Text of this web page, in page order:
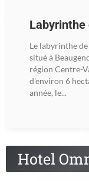
Labyrinthe
Le labyrinthe
situé à
région Centre-
d'environ 6
année, le...
Hotel